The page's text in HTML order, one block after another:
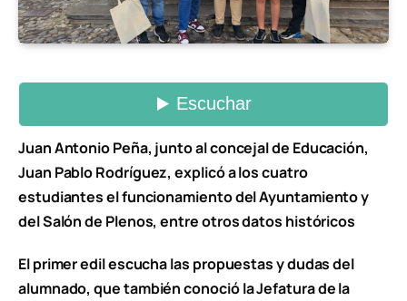
Juan Antonio Peña, junto al concejal de Educación,
Juan Pablo Rodríguez, explicó a los cuatro
estudiantes el funcionamiento del Ayuntamiento y
del Salón de Plenos, entre otros datos históricos
El primer edil escucha las propuestas y dudas del
alumnado, que también conoció la Jefatura de la